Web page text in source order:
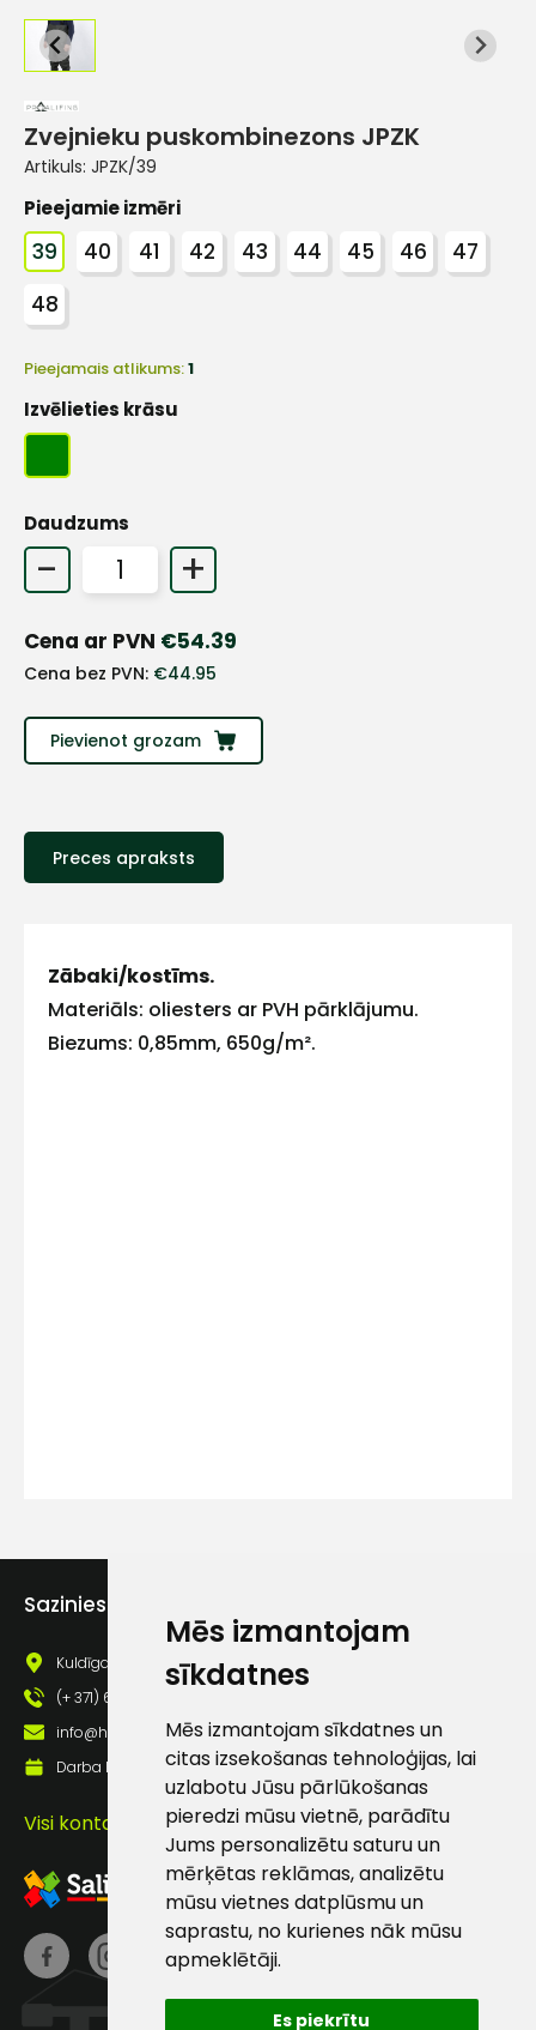
Mēs izmantojam
sīkdatnes
Mēs izmantojam sīkdatnes un
citas izsekošanas tehnoloģijas, lai
uzlabotu Jūsu pārlūkošanas
pieredzi mūsu vietnē, parādītu
Jums personalizētu saturu un
mērķētas reklāmas, analizētu
mūsu vietnes datplūsmu un
saprastu, no kurienes nāk mūsu
apmeklētāji.
Es piekrītu
Zvejnieku puskombinezons JPZK
Artikuls: JPZK/39
Pieejamie izmēri
39 40 41 42 43 44 45 46
47
48
Pieejamais atlikums:1
Izvēlieties krāsu
Daudzums
- +
Cena ar PVN €54.39
Cena bez PVN: €44.95
Pievienot grozam
Preces apraksts
Zābaki/kostīms.
Materiāls: oliesters ar PVH pārklājumu.
Biezums: 0,85mm, 650g/m².
Sazinies ar mums
Kuldīgas iela 69a, Saldus, Saldus nov., LV - 3801
(+ 371) 63 881 186
info@hards.lv
Darba laiks: Darbadienās: 8:00 - 17:00
Visi kontakti
E-pasts
Sūtīt ziņojumu
Klientu
atbalsts
Darbdienās:
8:00 – 17:00
(+371) 63 881
info@hards.lv
+